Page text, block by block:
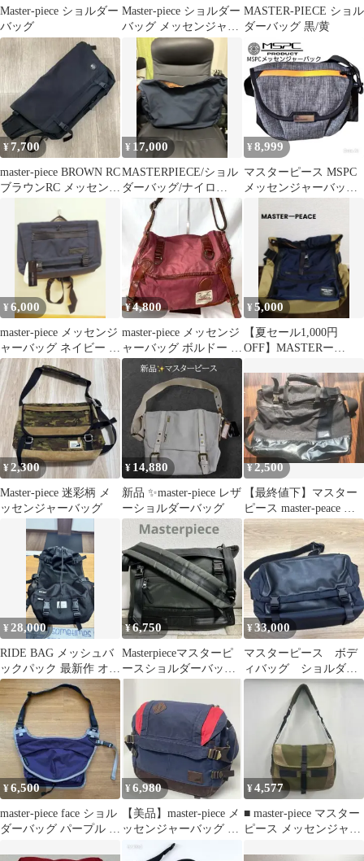
Master-piece ショルダー
バッグ
Master-piece ショルダー
バッグ メッセンジャー
バッグ
MASTER-PIECE ショル
ダーバッグ 黒/黄
¥7,700
master-piece BROWN RC
ブラウンRC メッセンジ
¥ 17,000
MASTERPIECE/ショル
ダーバッグ/ナイロ
ン/NVY/224060
¥ 8,999
マスターピース MSPC
メッセンジャーバッグ
日本製
¥6,000
master-piece メッセンジ
ャーバッグ ネイビー タ
グ付き 未使用
¥4,800
master-piece メッセンジ
ャーバッグ ボルドー ヴ
ィンテージ
¥5,000
【夏セール1,000円
OFF】MASTERー
¥2,300
Master-piece 迷彩柄 メ
ッセンジャーバッグ
¥ 14,880
新品 ✨master-piece レザ
ーショルダーバッグ
¥2,500
【最終値下】マスター
ピース master-peace 黒
メッセンジャーバッグ
¥ 28,000
RIDE BAG メッシュバ
ックパック 最新作 オー
ダー品
¥6,750
Masterpieceマスターピ
ースショルダーバッグ
ック
¥33,000
マスターピース ボデ
ィバッグ ショルダー
バッグ メッセンジャ
ーバッグ ブラック
¥6,500
master-piece face ショル
ダーバッグ パープル 日
¥6,980
【美品】master-piece メ
ッセンジャーバッグ 日
本製 ネイビー レザー
¥4,577
■ master-piece マスター
ピース メッセンジャー